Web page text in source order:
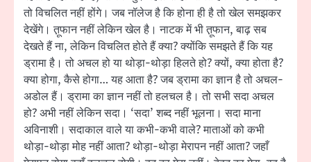
तो विचलित नहीं होंगे। जब नॉलेज है कि होना ही है तो खेल समझकर
देखेंगे। त़ूफान नहीं लेकिन खेल है। नाटक में भी त़ूफान, बाढ़ सब
देखते हैं ना, लेकिन विचलित होते हैं क्या? क्योंकि समझते हैं कि यह
ड्रामा है। तो अचल हो या थोड़ा-थोड़ा हिलते हो? क्यों, क्या होता है?
क्या होगा, कैसे होगा… यह आता है? जब ड्रामा का ज्ञान है तो अचल-
अडोल हैं। ड्रामा का ज्ञान नहीं तो हलचल है। तो सभी सदा अचल
हो? अभी नहीं लेकिन सदा। ‘सदा’ शब्द नहीं भूलना। सदा माना
अविनाशी। सदाकाल वाले या कभी-कभी वाले? माताओं को कभी
थोड़ा-थोड़ा मोह नहीं आता? थोड़ा-थोड़ा मेरापन नहीं आता? जहाँ